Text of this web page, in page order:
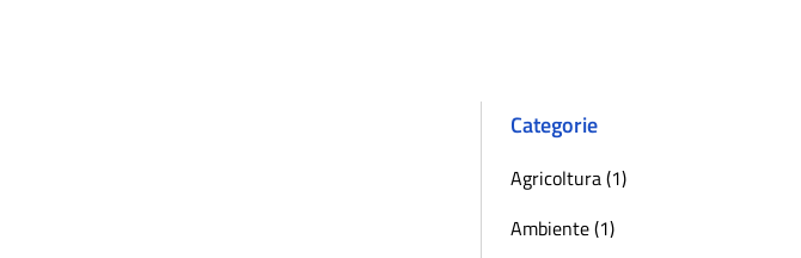
Categorie
Agricoltura (1)
Ambiente (1)